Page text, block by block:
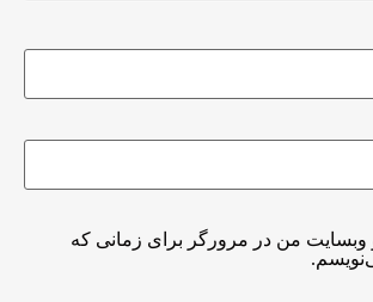
وبسایت من در مرورگر برای زمانی که